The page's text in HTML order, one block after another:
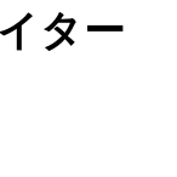
ター